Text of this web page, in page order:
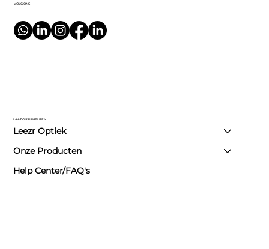
LAAT ONS U HELPEN
Leezr Optiek
Onze Producten
Help Center/FAQ's
VOLG ONS